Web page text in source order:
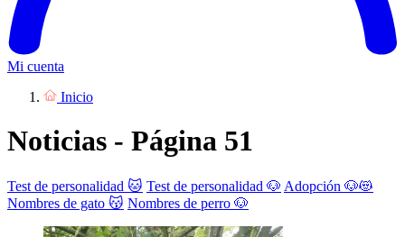
Mi cuenta
Inicio
Noticias - Página 51
Test de personalidad 🐱 Test de personalidad 🐶 Adopción 🐶😻
Nombres de gato 😽 Nombres de perro 🐶